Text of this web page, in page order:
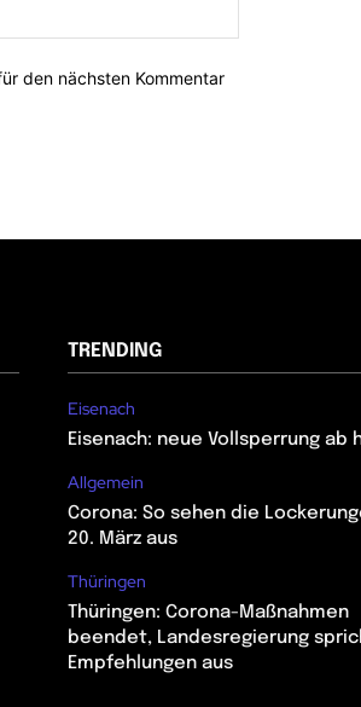
den nächsten Kommentar
TRENDING
Eisenach
Eisenach: neue Vollsperrung ab
Allgemein
Corona: So sehen die
20. März aus
Thüringen
Thüringen: Corona-Maßnahmen
beendet, Landesregierung
Empfehlungen aus